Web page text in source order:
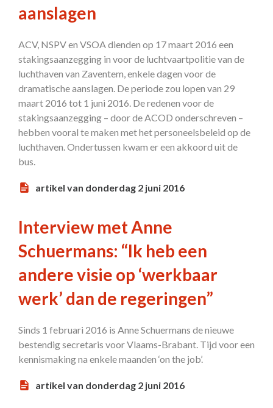
aanslagen
ACV, NSPV en VSOA dienden op 17 maart 2016 een
stakingsaanzegging in voor de luchtvaartpolitie van de
luchthaven van Zaventem, enkele dagen voor de
dramatische aanslagen. De periode zou lopen van 29
maart 2016 tot 1 juni 2016. De redenen voor de
stakingsaanzegging – door de ACOD onderschreven –
hebben vooral te maken met het personeelsbeleid op de
luchthaven. Ondertussen kwam er een akkoord uit de
bus.
artikel van donderdag 2 juni 2016
Interview met Anne
Schuermans: “Ik heb een
andere visie op ‘werkbaar
werk’ dan de regeringen”
Sinds 1 februari 2016 is Anne Schuermans de nieuwe
bestendig secretaris voor Vlaams-Brabant. Tijd voor een
kennismaking na enkele maanden ‘on the job’.
artikel van donderdag 2 juni 2016